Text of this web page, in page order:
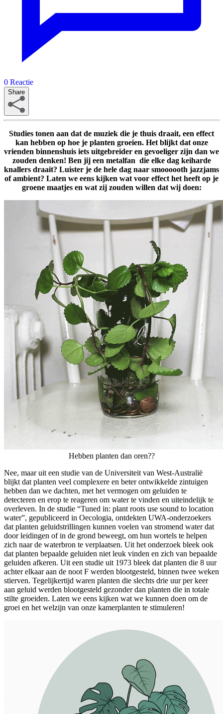
0 Reactie
Share
Studies tonen aan dat de muziek die je thuis draait, een effect
kan hebben op hoe je planten groeien. Het blijkt dat onze
vrienden binnenshuis iets uitgebreider en gevoeliger zijn dan we
zouden denken! Ben jij een metalfan die elke dag keiharde
knallers draait? Luister je de hele dag naar smoooooth jazzjams
of ambient? Laten we eens kijken wat voor effect het heeft op je
groene maatjes en wat zij zouden willen dat wij doen:
Hebben planten dan oren??
Nee, maar uit een studie van de Universiteit van West-Australië
blijkt dat planten veel complexere en beter ontwikkelde zintuigen
hebben dan we dachten, met het vermogen om geluiden te
detecteren en erop te reageren om water te vinden en uiteindelijk te
overleven. In de studie “Tuned in: plant roots use sound to location
water”, gepubliceerd in Oecologia, ontdekten UWA-onderzoekers
dat planten geluidstrillingen kunnen voelen van stromend water dat
door leidingen of in de grond beweegt, om hun wortels te helpen
zich naar de waterbron te verplaatsen. Uit het onderzoek bleek ook
dat planten bepaalde geluiden niet leuk vinden en zich van bepaalde
geluiden afkeren. Uit een studie uit 1973 bleek dat planten die 8 uur
achter elkaar aan de noot F werden blootgesteld, binnen twee weken
stierven. Tegelijkertijd waren planten die slechts drie uur per keer
aan geluid werden blootgesteld gezonder dan planten die in totale
stilte groeiden. Laten we eens kijken wat we kunnen doen om de
groei en het welzijn van onze kamerplanten te stimuleren!